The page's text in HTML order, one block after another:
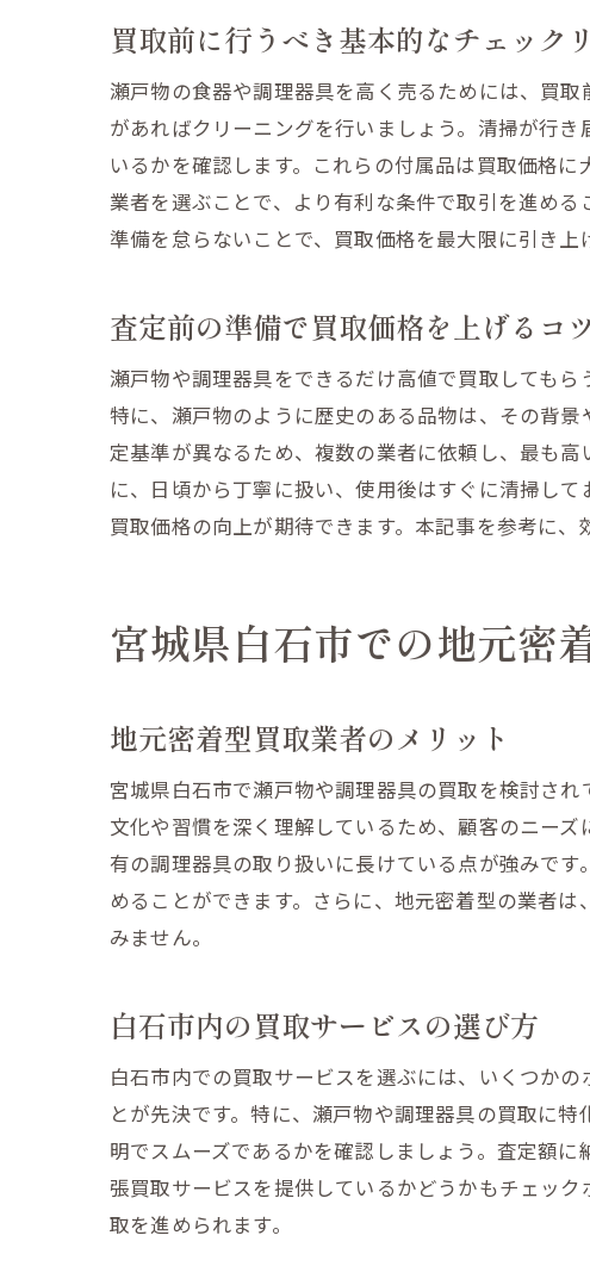
宮
買取前に行うべき基本的なチェック
瀬戸物の食器や調理器具を高く売るためには、買
があればクリーニングを行いましょう。清掃が行
いるかを確認します。これらの付属品は買取価格
業者を選ぶことで、より有利な条件で取引を進め
準備を怠らないことで、買取価格を最大限に引き上
査定前の準備で買取価格を上げるコツ
瀬戸物や調理器具をできるだけ高値で買取しても
特に、瀬戸物のように歴史のある品物は、その背
定基準が異なるため、複数の業者に依頼し、最も
に、日頃から丁寧に扱い、使用後はすぐに清掃し
買取価格の向上が期待できます。本記事を参考に
宮城県白石市での地元密
地元密着型買取業者のメリット
宮城県白石市で瀬戸物や調理器具の買取を検討さ
文化や習慣を深く理解しているため、顧客のニー
有の調理器具の取り扱いに長けている点が強みで
めることができます。さらに、地元密着型の業者
みません。
白石市内の買取サービスの選び方
白石市内での買取サービスを選ぶには、いくつか
とが先決です。特に、瀬戸物や調理器具の買取に
明でスムーズであるかを確認しましょう。査定額
張買取サービスを提供しているかどうかもチェッ
取を進められます。